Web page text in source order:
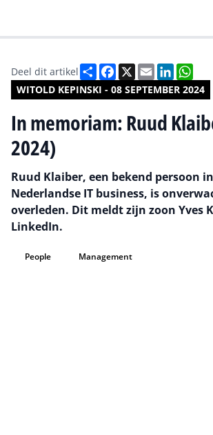
WITOLD KEPINSKI - 08 SEPTEMBER 2024
Deel dit artikel DeelFacebook
X EmailLinkedIn
In memoriam: Ruud
2024)
Ruud Klaiber, een bekend persoon
Nederlandse IT business, is
overleden. Dit meldt zijn zoon Yves
LinkedIn.
People Management